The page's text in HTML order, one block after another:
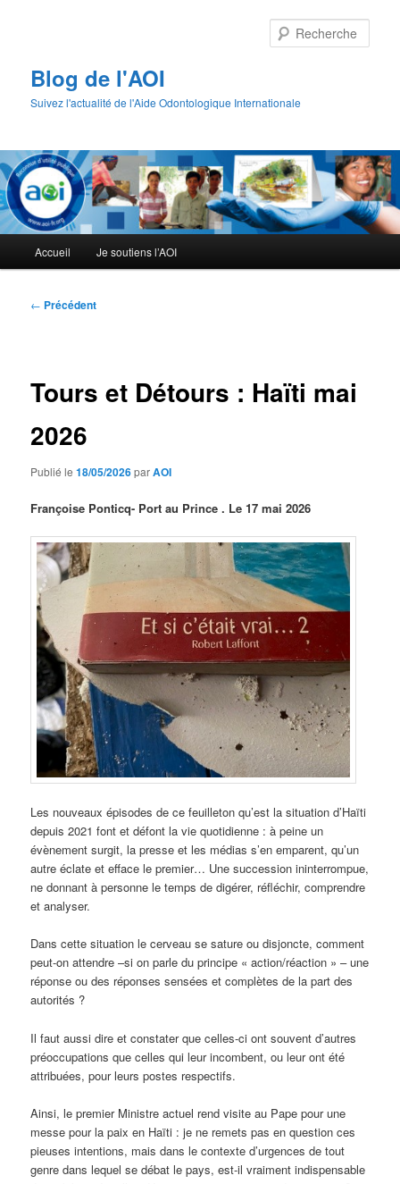
Blog de l'AOI
Suivez l'actualité de l'Aide Odontologique Internationale
principal
Accueil Je soutiens l’AOI
Navigation
← Précédent
Tours et Détours : Haïti mai
2026
Publié le18/05/2026parAOI
Françoise Ponticq- Port au Prince . Le 17 mai 2026
Les nouveaux épisodes de ce feuilleton qu’est la situation d’Haïti
depuis 2021 font et défont la vie quotidienne : à peine un
évènement surgit, la presse et les médias s’en emparent, qu’un
autre éclate et efface le premier… Une succession ininterrompue,
ne donnant à personne le temps de digérer, réfléchir, comprendre
et analyser.
Dans cette situation le cerveau se sature ou disjoncte, comment
peut-on attendre –si on parle du principe « action/réaction » – une
réponse ou des réponses sensées et complètes de la part des
autorités ?
Il faut aussi dire et constater que celles-ci ont souvent d’autres
préoccupations que celles qui leur incombent, ou leur ont été
attribuées, pour leurs postes respectifs.
Ainsi, le premier Ministre actuel rend visite au Pape pour une
messe pour la paix en Haïti : je ne remets pas en question ces
pieuses intentions, mais dans le contexte d’urgences de tout
genre dans lequel se débat le pays, est-il vraiment indispensable